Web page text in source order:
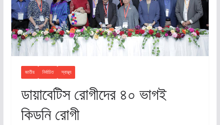
জাতীয় নির্বাচিত স্বাস্থ্য
ডায়াবেটিস রোগীদের ৪০ ভাগই
কিডনি রোগী